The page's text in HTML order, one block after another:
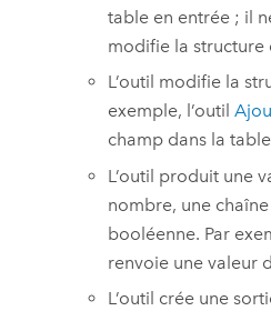
table en entrée ; il
modifie la structure
L’outil modifie la
exemple, l’outil
champ dans la
L’outil produit une
nombre, une
booléenne. Par
renvoie une valeur
L’outil crée une